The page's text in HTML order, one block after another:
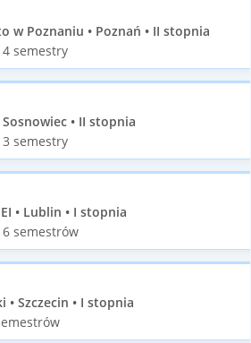
w Poznaniu • Poznań • II stopnia
semestry
• II stopnia
semestry
• Lublin • I stopnia
semestrów
Szczecin • I stopnia